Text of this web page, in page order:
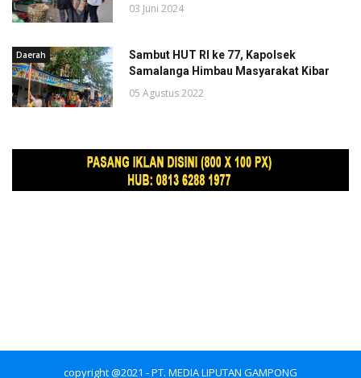
03 Juni 2024
Daerah
Sambut HUT RI ke 77, Kapolsek
Samalanga Himbau Masyarakat Kibar
05 Agustus 2022
copyright @2021 - PT. MEDIA LIPUTAN GAMPONG